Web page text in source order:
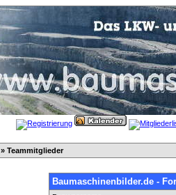
» Teammitglieder
Baumaschinenbilder.de -